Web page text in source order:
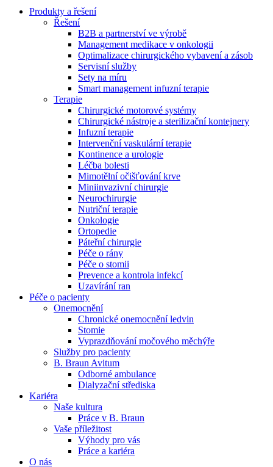
Produktový katalog​
Objevte naše produkty. Navštivte produktový katalog B.
Braun s našim kompletním produktovým portfoliem.
Odborné ambulance
Naše specializované ambulance jsou tu pro vás. Zvolte
specializaci a město, které potřebujete, a objednejte se do naší
ambulance.
Zůstaňte v dialogu s B. Braun. ​Kontaktujte nás.​
Produkty a řešení
Řešení
B2B a partnerství ve výrobě
Management medikace v onkologii
Optimalizace chirurgického vybavení a zásob
Servisní služby
Sety na míru
Smart management infuzní terapie​
Terapie
Chirurgické motorové systémy
Chirurgické nástroje a sterilizační kontejnery
Infuzní terapie
Intervenční vaskulární terapie
Kontinence a urologie
Léčba bolesti
Mimotělní očišťování krve
Miniinvazivní chirurgie
Neurochirurgie
Nutriční terapie
Onkologie
Ortopedie
Páteřní chirurgie
Péče o rány
Péče o stomii
Prevence a kontrola infekcí
Uzavírání ran
Péče o pacienty
Onemocnění
Chronické onemocnění ledvin
Stomie
Vyprazdňování močového měchýře
Služby pro pacienty
B. Braun Avitum
Odborné ambulance
Dialyzační střediska
Kariéra
Naše kultura
Práce v B. Braun
Vaše příležitost​
Výhody pro vás
Práce a kariéra
O nás